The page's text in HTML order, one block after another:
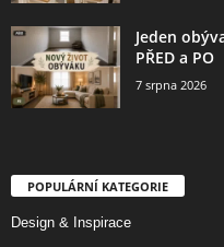
Jeden
PŘED a PO
7 srpna 2026
POPULÁRNÍ KATEGORIE
Design & Inspirace